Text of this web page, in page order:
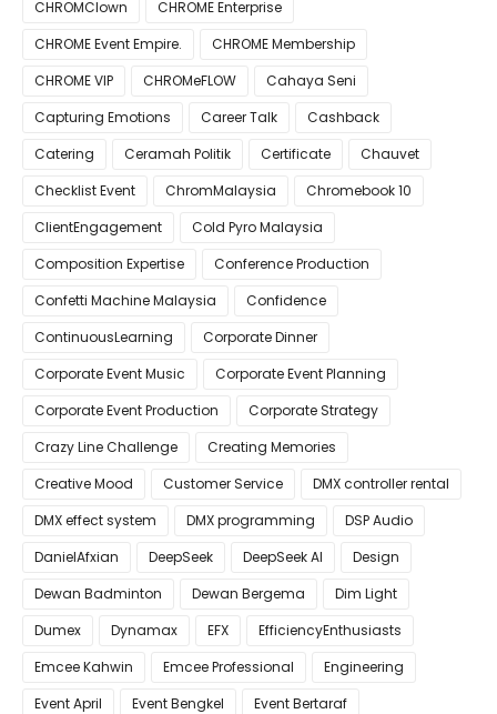
CHROMClown
CHROME Enterprise
CHROME Event Empire.
CHROME Membership
CHROME VIP
CHROMeFLOW
Cahaya Seni
Capturing Emotions
Career Talk
Cashback
Catering
Ceramah Politik Certificate
Chauvet
Checklist Event
ChromMalaysia
Chromebook 10
ClientEngagement
Cold Pyro Malaysia
Composition Expertise
Conference Production
Confetti Machine Malaysia
Confidence
ContinuousLearning
Corporate Dinner
Corporate Event Music
Corporate Event Planning
Corporate Event Production
Corporate Strategy
Crazy Line Challenge
Creating Memories
Creative Mood
Customer Service
DMX controller rental
DMX effect system
DMX programming
DSP Audio
DanielAfxian
DeepSeek DeepSeek AI
Design
Dewan Badminton
Dewan Bergema
Dim Light
Dumex
Dynamax EFX
EfficiencyEnthusiasts
Emcee Kahwin
Emcee Professional
Engineering
Event April
Event Bengkel
Event Bertaraf